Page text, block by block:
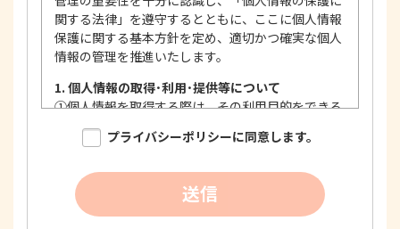
関する法律」を遵守するとともに、ここに個人情報
保護に関する基本方針を定め、適切かつ確実な個人
情報の管理を推進いたします。
1. 個人情報の取得･利用･提供等について
①個人情報を取得する際は、その利用目的をできる
限り明確に特定し、その目的達成に必要な限度に
おいて適法かつ公正な手段を用い、同意を得て取
個人情報を利用する際は、本人に明示、通知、ま
たは公表した利用目的の範囲内に限定し、それに
反する目的外利用を行なわないための措置を講じ
プライバシーポリシーに同意します。
送信